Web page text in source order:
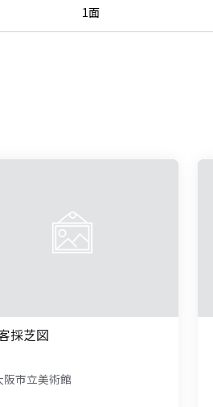
1面
採芝図
阪市立美術館